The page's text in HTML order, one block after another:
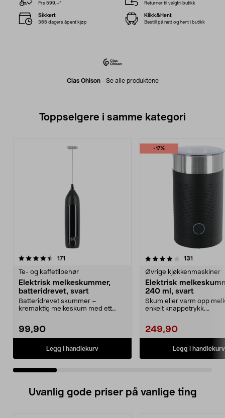
Clas Ohlson- Se alle produktene
Fra 599,–* Returner til valgfri butikk
Sikkert
365 dagers åpent kjøp
Klikk&Hent
Bestill på nett og hent i butikk
Toppselgere i samme kategori
171
Te- og kaffetilbehør
Elektrisk melkeskummer,
batteridrevet, svart
Batteridrevet skummer –
kremaktig melkeskum med ett
99,90
Legg i handlekurv
-17%
4.0 av 5 stjerner 131
Øvrige kjøkkenmaskiner
Elektrisk
240 ml, svart
Skum eller varm opp
enkelt knappetrykk.
249,90
Legg i handlekurv
4.5 av 5 stjerner
Uvanlig gode priser på vanlige ting